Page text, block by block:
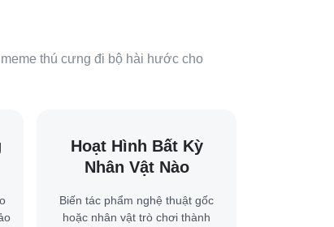
thú cưng đi bộ hài hước cho
Hoạt Hình Bất Kỳ
Nhân Vật Nào
Biến tác phẩm nghệ thuật gốc
hoặc nhân vật trò chơi thành